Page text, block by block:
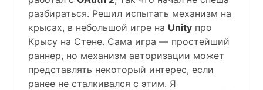
разбираться. Решил испытать механизм на
крысах, в небольшой игре на Unity про
Крысу на Стене. Сама игра — простейший
раннер, но механизм авторизации может
представлять некоторый интерес, если
ранее не сталкивался с этим. Я